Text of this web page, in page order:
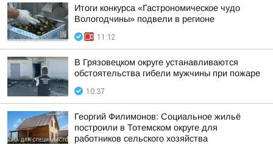
Итоги конкурса «Гастрономическое чудо
Вологодчины» подвели в регионе
11:12
В Грязовецком округе устанавливаются
обстоятельства гибели мужчины при пожаре
10:37
Георгий Филимонов: Социальное жильё
построили в Тотемском округе для
работников сельского хозяйства